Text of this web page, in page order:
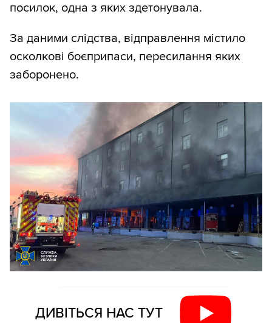
посилок, одна з яких здетонувала.
За даними слідства, відправлення містило
осколкові боєприпаси, пересилання яких
заборонено.
ДИВІТЬСЯ НАС ТУТ